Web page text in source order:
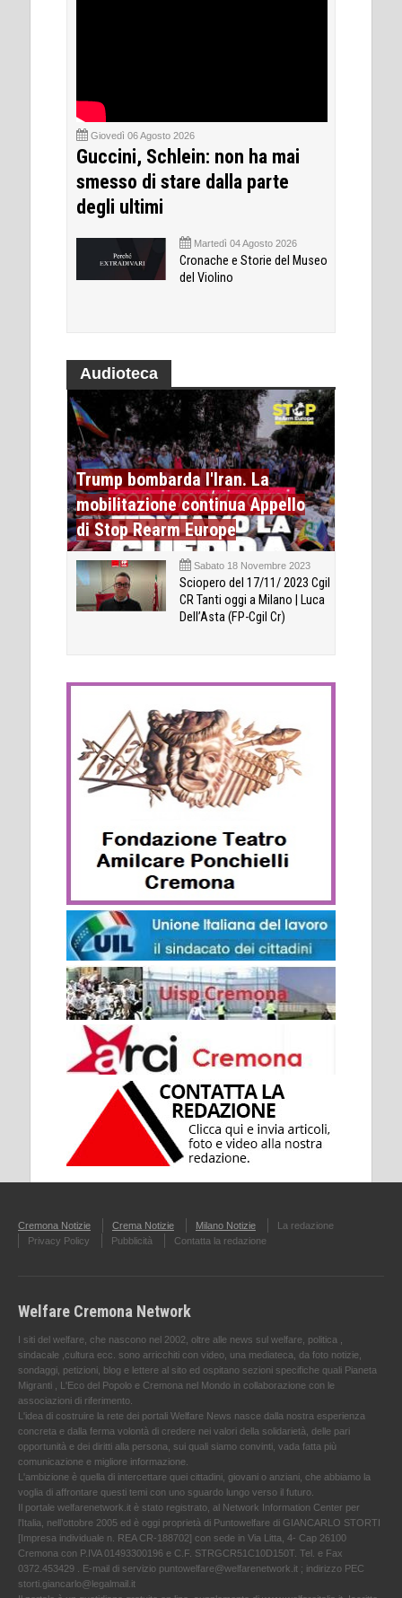
Giovedì 06 Agosto 2026
Guccini, Schlein: non ha mai
smesso di stare dalla parte
degli ultimi
Martedì 04 Agosto 2026
Cronache e Storie del Museo
del Violino
Audioteca
Trump bombarda l'Iran. La
mobilitazione continua Appello
di Stop Rearm Europe
Sabato 18 Novembre 2023
Sciopero del 17/11/ 2023 Cgil
CR Tanti oggi a Milano | Luca
Dell’Asta (FP-Cgil Cr)
Cremona Notizie Crema Notizie Milano Notizie
La redazione
Privacy Policy
Pubblicità Contatta la redazione
Welfare Cremona Network
I siti del welfare, che nascono nel 2002, oltre alle news sul welfare, politica ,
sindacale ,cultura ecc. sono arricchiti con video, una mediateca, da foto notizie,
sondaggi, petizioni, blog e lettere al sito ed ospitano sezioni specifiche quali Pianeta
Migranti , L'Eco del Popolo e Cremona nel Mondo in collaborazione con le
associazioni di riferimento.
L'idea di costruire la rete dei portali Welfare News nasce dalla nostra esperienza
concreta e dalla ferma volontà di credere nei valori della solidarietà, delle pari
opportunità e dei diritti alla persona, sui quali siamo convinti, vada fatta più
comunicazione e migliore informazione.
L'ambizione è quella di intercettare quei cittadini, giovani o anziani, che abbiamo la
voglia di affrontare questi temi con uno sguardo lungo verso il futuro.
Il portale welfarenetwork.it è stato registrato, al Network Information Center per
l'Italia, nell’ottobre 2005 ed è oggi proprietà di Puntowelfare di GIANCARLO STORTI
[Impresa individuale n. REA CR-188702] con sede in Via Litta, 4- Cap 26100
Cremona con P.IVA 01493300196 e C.F. STRGCR51C10D150T. Tel. e Fax
0372.453429 . E-mail di servizio puntowelfare@welfarenetwork.it ; indirizzo PEC
storti.giancarlo@legalmail.it